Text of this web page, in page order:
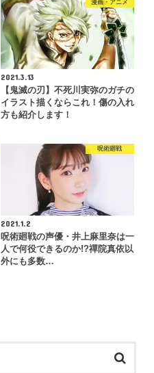
漫画・アニメ
2021.3.13
【鬼滅の刃】不死川実弥のガチの
イラスト描くならこれ！傷の入れ
方も紹介します！
呪術廻戦
2021.1.2
呪術廻戦の声優・井上麻里奈は一
人で何役できるのか!?禪院真依以
外にも多数…